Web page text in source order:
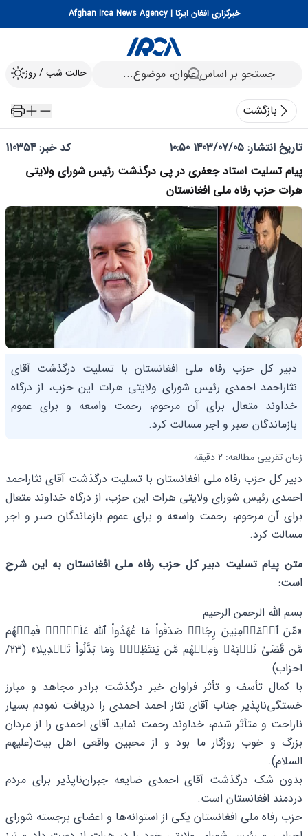
خبرگزاری افغان ایرکا | Afghan Irca News Agency
حالت شب / روز
بازگشت
تاریخ انتشار: 1403/07/05 10:50
کد خبر: 110354
پیام تسلیت استاد جعفری در پی درگذشت رئیس شورای ولایتی
هرات حزب رفاه ملی افغانستان
دبیر کل حزب رفاه ملی افغانستان با تسلیت درگذشت آقای
نثاراحمد احمدی رئیس شورای ولایتی هرات این حزب، از درگاه
خداوند متعال برای آن مرحوم، رحمت واسعه و برای عموم
بازماندگان صبر و اجر مسالت کرد.
زمان تقریبی مطالعه: 2 دقیقه
دبیر کل حزب رفاه ملی افغانستان با تسلیت درگذشت آقای نثاراحمد
احمدی رئیس شورای ولایتی هرات این حزب، از درگاه خداوند متعال
برای آن مرحوم، رحمت واسعه و برای عموم بازماندگان صبر و اجر
مسالت کرد.
متن پیام تسلیت دبیر کل حزب رفاه ملی افغانستان به این شرح
است:
بسم الله الرحمن الرحیم
«مِّنَ ٱلۡمُؤۡمِنِینَ رِجَالࣱ صَدَقُواْ مَا عَٰهَدُواْ ٱللَّهَ عَلَیۡهِۖ فَمِنۡهُم
مَّن قَضَىٰ نَحۡبَهُۥ وَمِنۡهُم مَّن یَنتَظِرُۖ وَمَا بَدَّلُواْ تَبۡدِیلا» (23/
احزاب)
با کمال تأسف و تأثر فراوان خبر درگذشت برادر مجاهد و مبارز
خستگی‌ناپذیر جناب آقای نثار احمد احمدی را دریافت نمودم بسیار
ناراحت و متأثر شدم، خداوند رحمت نماید آقای احمدی را از مردان
بزرگ و خوب روزگار ما بود و از محبین واقعی اهل بیت(علیهم
السلام).
بدون شک درگذشت آقای احمدی ضایعه جبران‌ناپذیر برای مردم
دردمند افغانستان است.
حزب رفاه ملی افغانستان یکی از استوانه‌ها و اعضای برجسته شورای